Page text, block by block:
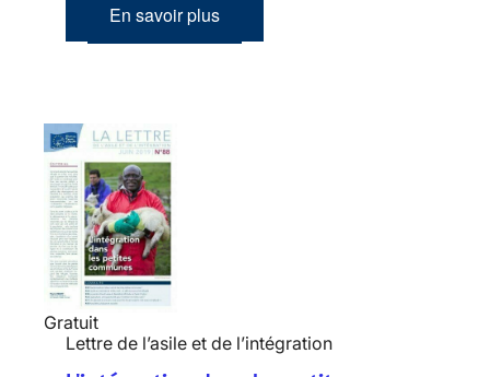
En savoir plus
Gratuit
Lettre de l’asile et de l’intégration